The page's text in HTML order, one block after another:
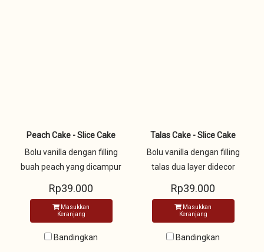
Peach Cake - Slice Cake
Bolu vanilla dengan filling
buah peach yang dicampur
dicover dengan fresh cream
dan hiasan buah segar
diatasnya
Rp39.000
Masukkan
Keranjang
Bandingkan
Talas Cake - Slice Cake
Bolu vanilla dengan filling
talas dua layer didecor
Rp39.000
Masukkan
Keranjang
Bandingkan